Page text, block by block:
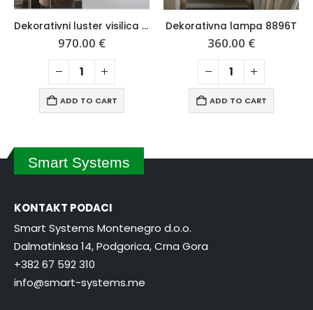
Dekorativni luster visilica 11704P/10 Dekorativna lampa 8896T Dekorativna
Smart Systems
KONTAKT PODACI
Smart Systems Montenegro d.o.o.
Dalmatinksa 14, Podgorica, Crna Gora
+382 67 592 310
info@smart-systems.me